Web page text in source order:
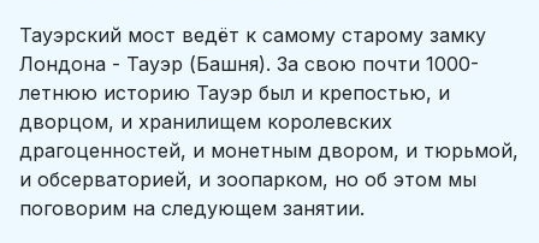
Тауэрский мост ведёт к самому старому замку
Лондона - Тауэр (Башня). За свою почти 1000-
летнюю историю Тауэр был и крепостью, и
дворцом, и хранилищем королевских
драгоценностей, и монетным двором, и тюрьмой,
и обсерваторией, и зоопарком, но об этом мы
поговорим на следующем занятии.